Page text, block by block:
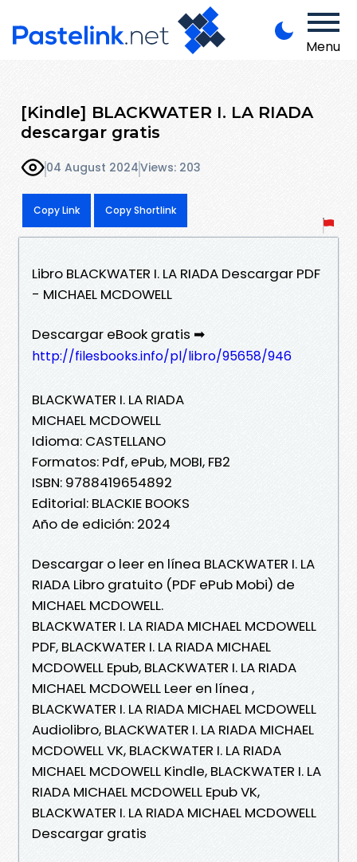
Menu
[Kindle] BLACKWATER I. LA RIADA
descargar gratis
04 August 2024Views: 203
Copy Link Copy Shortlink
Libro BLACKWATER I. LA RIADA Descargar PDF
- MICHAEL MCDOWELL
Descargar eBook gratis ➡
http://filesbooks.info/pl/libro/95658/946
BLACKWATER I. LA RIADA
MICHAEL MCDOWELL
Idioma: CASTELLANO
Formatos: Pdf, ePub, MOBI, FB2
ISBN: 9788419654892
Editorial: BLACKIE BOOKS
Año de edición: 2024
Descargar o leer en línea BLACKWATER I. LA
RIADA Libro gratuito (PDF ePub Mobi) de
MICHAEL MCDOWELL.
BLACKWATER I. LA RIADA MICHAEL MCDOWELL
PDF, BLACKWATER I. LA RIADA MICHAEL
MCDOWELL Epub, BLACKWATER I. LA RIADA
MICHAEL MCDOWELL Leer en línea ,
BLACKWATER I. LA RIADA MICHAEL MCDOWELL
Audiolibro, BLACKWATER I. LA RIADA MICHAEL
MCDOWELL VK, BLACKWATER I. LA RIADA
MICHAEL MCDOWELL Kindle, BLACKWATER I. LA
RIADA MICHAEL MCDOWELL Epub VK,
BLACKWATER I. LA RIADA MICHAEL MCDOWELL
Descargar gratis